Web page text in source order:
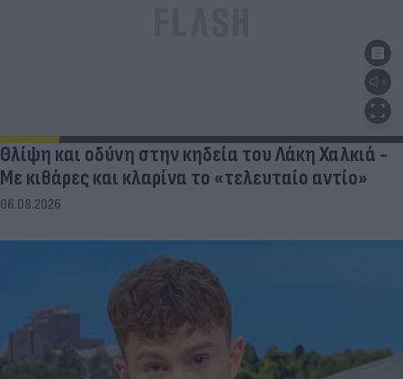
Θλίψη και οδύνη στην κηδεία του Λάκη Χαλκιά -
Με κιθάρες και κλαρίνα το «τελευταίο αντίο»
06.08.2026